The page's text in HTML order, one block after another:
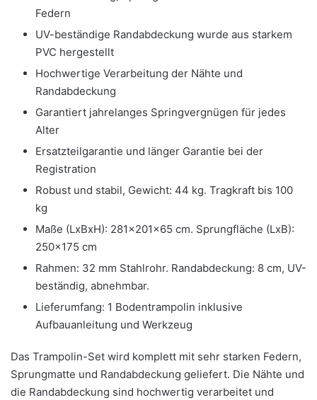
Federn
UV-beständige Randabdeckung wurde aus starkem
PVC hergestellt
Hochwertige Verarbeitung der Nähte und
Randabdeckung
Garantiert jahrelanges Springvergnügen für jedes
Alter
Ersatzteilgarantie und länger Garantie bei der
Registration
Robust und stabil, Gewicht: 44 kg. Tragkraft bis 100
kg
Maße (LxBxH): 281x201x65 cm. Sprungfläche (LxB):
250×175 cm
Rahmen: 32 mm Stahlrohr. Randabdeckung: 8 cm, UV-
beständig, abnehmbar.
Lieferumfang: 1 Bodentrampolin inklusive
Aufbauanleitung und Werkzeug
Das Trampolin-Set wird komplett mit sehr starken Federn,
Sprungmatte und Randabdeckung geliefert. Die Nähte und
die Randabdeckung sind hochwertig verarbeitet und